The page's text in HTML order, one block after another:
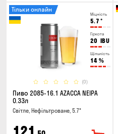
Міцність
5.7 °
Гіркота
20 IBU
Щільність
14 %
(0)
Тільки онлайн
Пиво 2085-16.1 AZACCA NEIPA
0.33л
Світле, Нефільтроване, 5.7°